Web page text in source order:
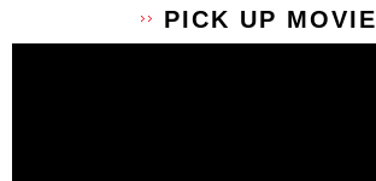
PICK UP MOVIE